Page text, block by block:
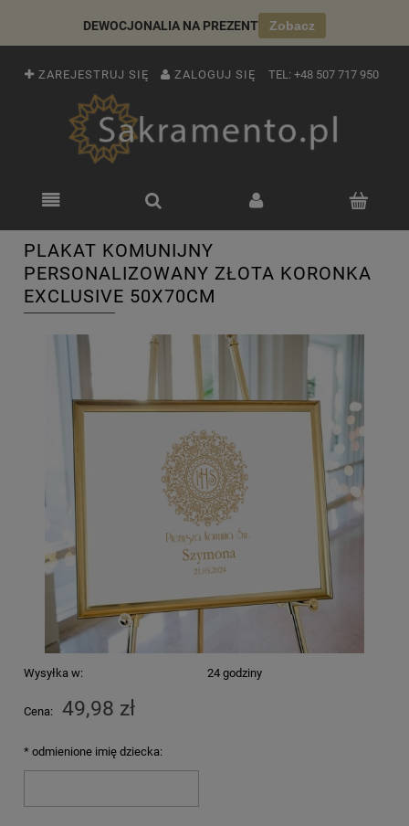
DEWOCJONALIA NA PREZENT Zobacz
ZAREJESTRUJ SIĘ ZALOGUJ SIĘ TEL: +48 507 717 950
PLAKAT KOMUNIJNY
PERSONALIZOWANY ZŁOTA KORONKA
EXCLUSIVE 50X70CM
Wysyłka w: 24 godziny
Cena: 49,98 zł
* odmienione imię dziecka: